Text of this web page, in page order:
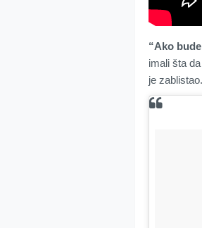
“Ako
imali šta
je zablistao.